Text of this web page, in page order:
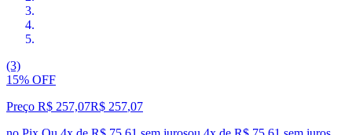
(3)
15% OFF
Preço R$ 257,07R$ 257,07